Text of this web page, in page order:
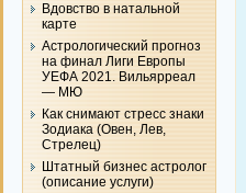
Вдовство в натальной
карте
Астрологический прогноз
на финал Лиги Европы
УЕФА 2021. Вильярреал
— МЮ
Как снимают стресс знаки
Зодиака (Овен, Лев,
Стрелец)
Штатный бизнес астролог
(описание услуги)